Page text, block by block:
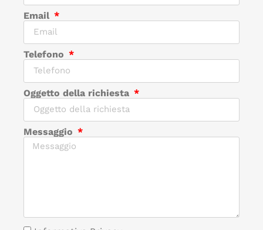
Email
Telefono
Oggetto della richiesta
Messaggio